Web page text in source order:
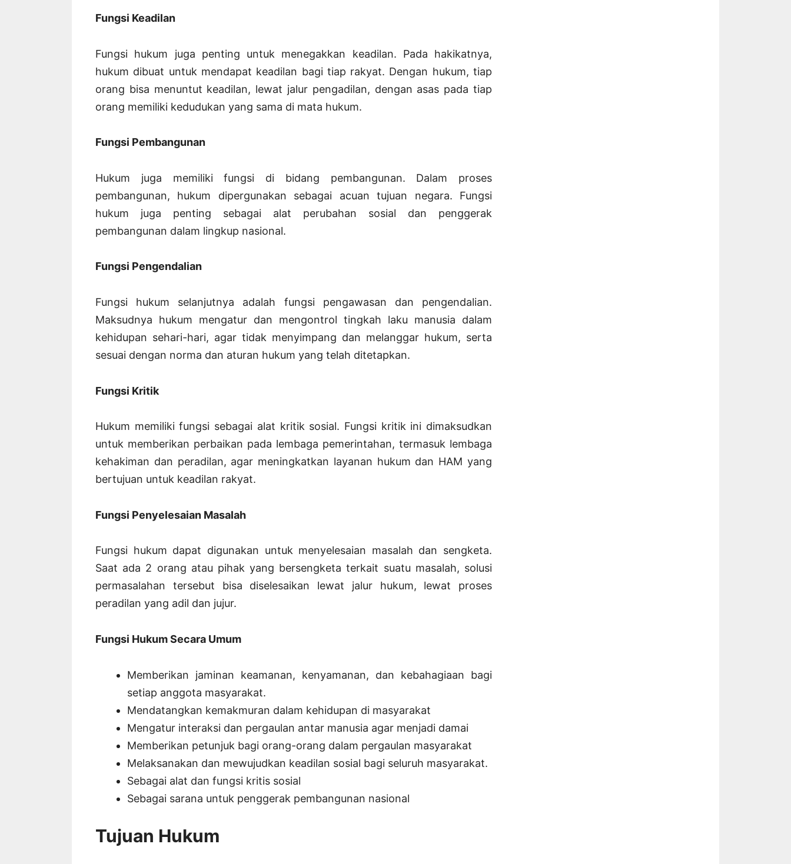
Fungsi Keadilan
Fungsi hukum juga penting untuk menegakkan keadilan. Pada hakikatnya,
hukum dibuat untuk mendapat keadilan bagi tiap rakyat. Dengan hukum, tiap
orang bisa menuntut keadilan, lewat jalur pengadilan, dengan asas pada tiap
orang memiliki kedudukan yang sama di mata hukum.
Fungsi Pembangunan
Hukum juga memiliki fungsi di bidang pembangunan. Dalam proses
pembangunan, hukum dipergunakan sebagai acuan tujuan negara. Fungsi
hukum juga penting sebagai alat perubahan sosial dan penggerak
pembangunan dalam lingkup nasional.
Fungsi Pengendalian
Fungsi hukum selanjutnya adalah fungsi pengawasan dan pengendalian.
Maksudnya hukum mengatur dan mengontrol tingkah laku manusia dalam
kehidupan sehari-hari, agar tidak menyimpang dan melanggar hukum, serta
sesuai dengan norma dan aturan hukum yang telah ditetapkan.
Fungsi Kritik
Hukum memiliki fungsi sebagai alat kritik sosial. Fungsi kritik ini dimaksudkan
untuk memberikan perbaikan pada lembaga pemerintahan, termasuk lembaga
kehakiman dan peradilan, agar meningkatkan layanan hukum dan HAM yang
bertujuan untuk keadilan rakyat.
Fungsi Penyelesaian Masalah
Fungsi hukum dapat digunakan untuk menyelesaian masalah dan sengketa.
Saat ada 2 orang atau pihak yang bersengketa terkait suatu masalah, solusi
permasalahan tersebut bisa diselesaikan lewat jalur hukum, lewat proses
peradilan yang adil dan jujur.
Fungsi Hukum Secara Umum
Memberikan jaminan keamanan, kenyamanan, dan kebahagiaan bagi
setiap anggota masyarakat.
Mendatangkan kemakmuran dalam kehidupan di masyarakat
Mengatur interaksi dan pergaulan antar manusia agar menjadi damai
Memberikan petunjuk bagi orang-orang dalam pergaulan masyarakat
Melaksanakan dan mewujudkan keadilan sosial bagi seluruh masyarakat.
Sebagai alat dan fungsi kritis sosial
Sebagai sarana untuk penggerak pembangunan nasional
Tujuan Hukum